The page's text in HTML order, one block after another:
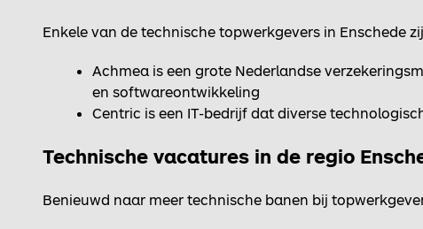
Enkele van de technische topwerkgevers in Enschede
Achmea is een grote Nederlandse
en softwareontwikkeling
Centric is een IT-bedrijf dat diverse
Technische vacatures in de regio
Benieuwd naar meer technische banen bij